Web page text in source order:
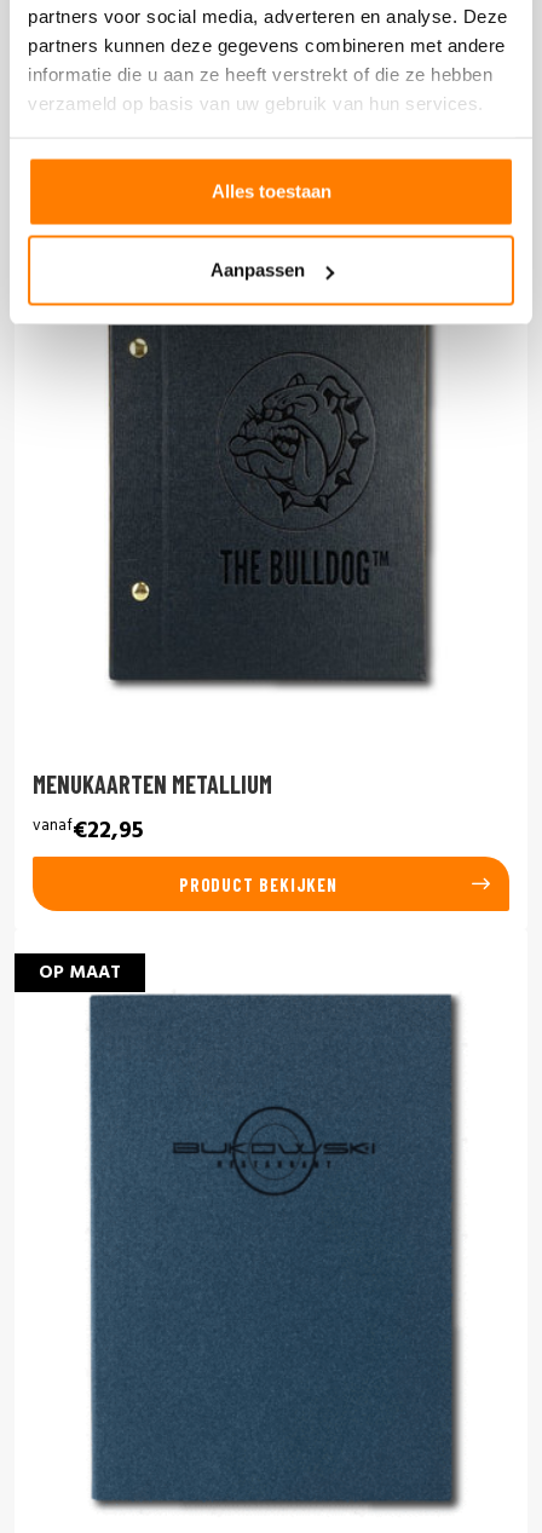
partners voor social media, adverteren en analyse. Deze
partners kunnen deze gegevens combineren met andere
informatie die u aan ze heeft verstrekt of die ze hebben
verzameld op basis van uw gebruik van hun services.
Alles toestaan
Aanpassen
SERVETTEN MET SLEEVES
PRODUCT BEKIJKEN
MENUKAARTEN METALLIUM
vanaf€22,95
PRODUCT BEKIJKEN
OP MAAT